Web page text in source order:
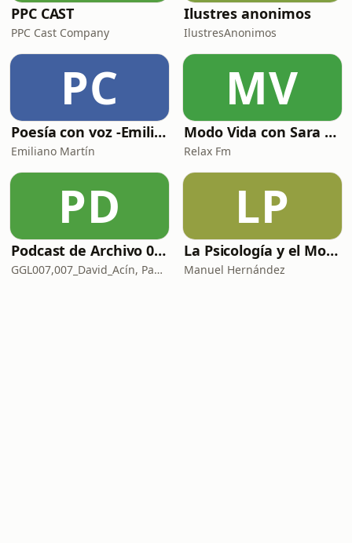
PPC CAST
PPC Cast Company
Ilustres anonimos
IlustresAnonimos
PC
Poesía con voz -Emiliano Martín- Podcasts
Emiliano Martín
MV
Modo Vida con Sara Manzaneque
Relax Fm
PD
Podcast de Archivo 007
GGL007,007_David_Acín, Pablo_Ortega, 58, AlbertoBond y Claalc
LP
La Psicología y el Modelo Parcuve®
Manuel Hernández